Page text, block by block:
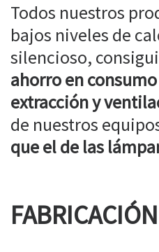
Todos nuestros
bajos niveles de
silencioso,
ahorro en
extracción y
de nuestros
que el de las